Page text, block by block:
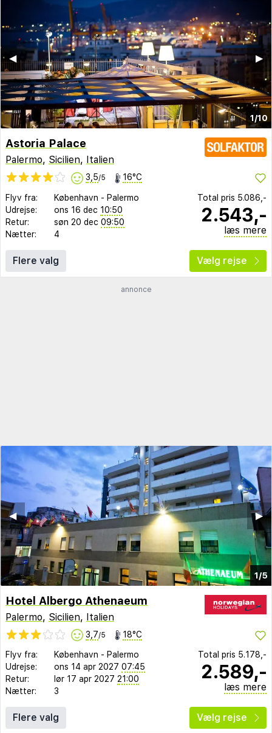
1/10
▶︎
◀︎
Astoria Palace
Palermo, Sicilien, Italien
3,5/5 16°C
Flyv fra: København - Palermo
Udrejse:
ons 16 dec 10:50
Retur:
søn 20 dec 09:50
Nætter:
4
Total pris 5.086,-
2.543,-
læs mere
Flere valg Vælg rejse
annonce
1/5
▶︎
◀︎
Hotel Albergo Athenaeum
Palermo, Sicilien, Italien
3,7/5 18°C
Flyv fra: København - Palermo
Udrejse:
ons 14 apr 2027 07:45
Retur:
lør 17 apr 2027 21:00
Nætter:
3
Total pris 5.178,-
2.589,-
læs mere
Flere valg Vælg rejse